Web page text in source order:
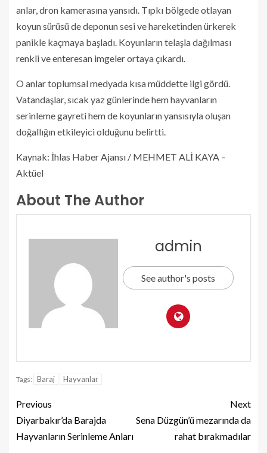
anlar, dron kamerasına yansıdı. Tıpkı bölgede otlayan
koyun sürüsü de deponun sesi ve hareketinden ürkerek
panikle kaçmaya başladı. Koyunların telaşla dağılması
renkli ve enteresan imgeler ortaya çıkardı.
O anlar toplumsal medyada kısa müddette ilgi gördü.
Vatandaşlar, sıcak yaz günlerinde hem hayvanların
serinleme gayreti hem de koyunların yansısıyla oluşan
doğallığın etkileyici olduğunu belirtti.
Kaynak: İhlas Haber Ajansı / MEHMET ALİ KAYA –
Aktüel
About The Author
admin
See author's posts
Tags: Baraj Hayvanlar
Previous
Diyarbakır’da Barajda
Hayvanların Serinleme Anları
Next
Sena Düzgün’ü mezarında da
rahat bırakmadılar